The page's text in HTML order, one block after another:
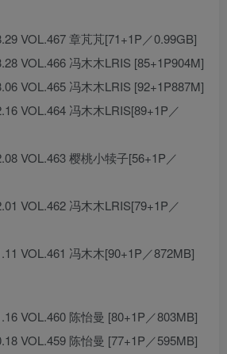
VOL.467 章芃芃[71+1P／0.99GB]
VOL.466 冯木木LRIS [85+1P904M]
VOL.465 冯木木LRIS [92+1P887M]
VOL.464 冯木木LRIS[89+1P／
VOL.463 樱桃小犊子[56+1P／
VOL.462 冯木木LRIS[79+1P／
VOL.461 冯木木[90+1P／872MB]
VOL.460 陈怡曼 [80+1P／803MB]
VOL.459 陈怡曼 [77+1P／595MB]